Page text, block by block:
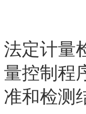
法定计量
量控制程
准和检测